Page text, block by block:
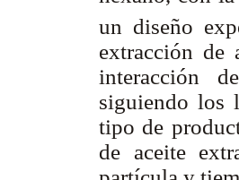
un diseño
extracción de
interacción
siguiendo los
tipo de
de aceite